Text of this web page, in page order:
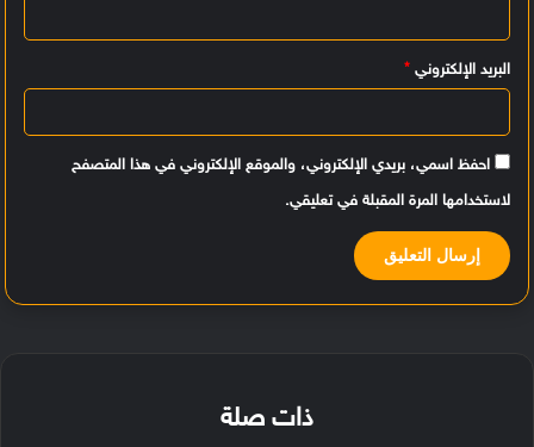
البريد الإلكتروني *
احفظ اسمي، بريدي الإلكتروني، والموقع الإلكتروني في هذا المتصفح
لاستخدامها المرة المقبلة في تعليقي.
ذات صلة